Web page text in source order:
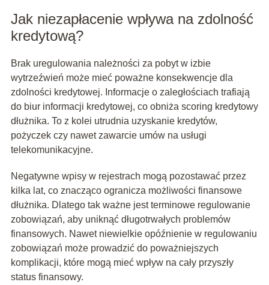
Jak niezapłacenie wpływa na zdolność
kredytową?
Brak uregulowania należności za pobyt w izbie
wytrzeźwień może mieć poważne konsekwencje dla
zdolności kredytowej. Informacje o zaległościach trafiają
do biur informacji kredytowej, co obniża scoring kredytowy
dłużnika. To z kolei utrudnia uzyskanie kredytów,
pożyczek czy nawet zawarcie umów na usługi
telekomunikacyjne.
Negatywne wpisy w rejestrach mogą pozostawać przez
kilka lat, co znacząco ogranicza możliwości finansowe
dłużnika. Dlatego tak ważne jest terminowe regulowanie
zobowiązań, aby uniknąć długotrwałych problemów
finansowych. Nawet niewielkie opóźnienie w regulowaniu
zobowiązań może prowadzić do poważniejszych
komplikacji, które mogą mieć wpływ na cały przyszły
status finansowy.